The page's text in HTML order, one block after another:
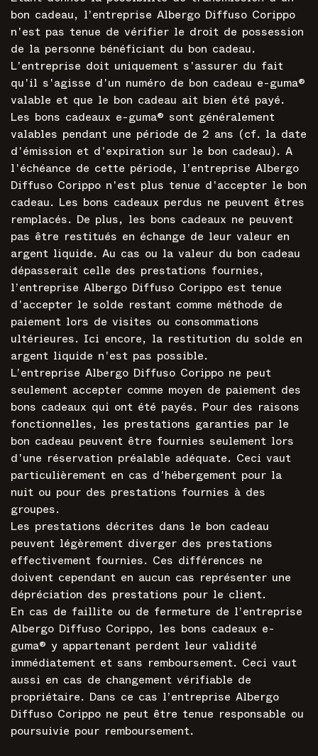
bon cadeau, l’entreprise Albergo Diffuso Corippo
n'est pas tenue de vérifier le droit de possession
de la personne bénéficiant du bon cadeau.
L'entreprise doit uniquement s'assurer du fait
qu'il s'agisse d'un numéro de bon cadeau e-guma®
valable et que le bon cadeau ait bien été payé.
Les bons cadeaux e-guma® sont généralement
valables pendant une période de 2 ans (cf. la date
d'émission et d'expiration sur le bon cadeau). A
l'échéance de cette période, l’entreprise Albergo
Diffuso Corippo n'est plus tenue d'accepter le bon
cadeau. Les bons cadeaux perdus ne peuvent êtres
remplacés. De plus, les bons cadeaux ne peuvent
pas être restitués en échange de leur valeur en
argent liquide. Au cas ou la valeur du bon cadeau
dépasserait celle des prestations fournies,
l’entreprise Albergo Diffuso Corippo est tenue
d'accepter le solde restant comme méthode de
paiement lors de visites ou consommations
ultérieures. Ici encore, la restitution du solde en
argent liquide n'est pas possible.
L’entreprise Albergo Diffuso Corippo ne peut
seulement accepter comme moyen de paiement des
bons cadeaux qui ont été payés. Pour des raisons
fonctionnelles, les prestations garanties par le
bon cadeau peuvent être fournies seulement lors
d'une réservation préalable adéquate. Ceci vaut
particulièrement en cas d'hébergement pour la
nuit ou pour des prestations fournies à des
groupes.
Les prestations décrites dans le bon cadeau
peuvent légèrement diverger des prestations
effectivement fournies. Ces différences ne
doivent cependant en aucun cas représenter une
dépréciation des prestations pour le client.
En cas de faillite ou de fermeture de l’entreprise
Albergo Diffuso Corippo, les bons cadeaux e-
guma® y appartenant perdent leur validité
immédiatement et sans remboursement. Ceci vaut
aussi en cas de changement vérifiable de
propriétaire. Dans ce cas l’entreprise Albergo
Diffuso Corippo ne peut être tenue responsable ou
poursuivie pour remboursement.